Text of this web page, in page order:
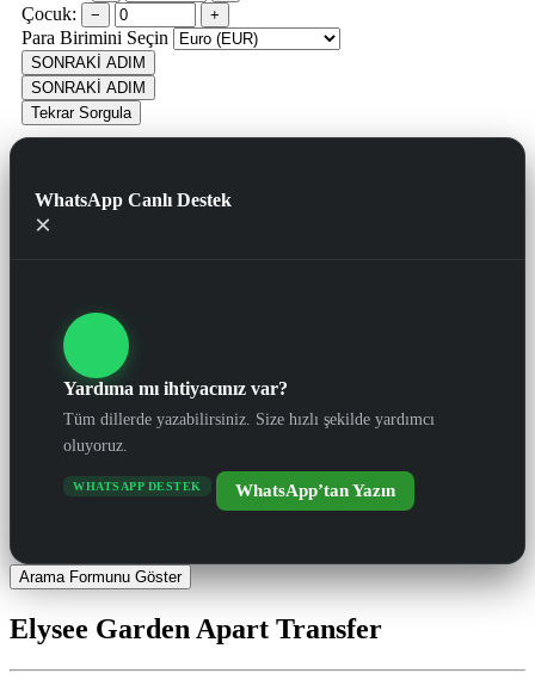
Çocuk: − +
Para Birimini Seçin
SONRAKİ ADIM
SONRAKİ ADIM
Tekrar Sorgula
WhatsApp Canlı Destek
×
Yardıma mı ihtiyacınız var?
Tüm dillerde yazabilirsiniz. Size hızlı şekilde yardımcı
oluyoruz.
WHATSAPP DESTEK WhatsApp’tan Yazın
Arama Formunu Göster
Elysee Garden Apart Transfer